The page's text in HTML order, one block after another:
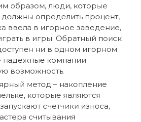
образом, люди, которые
должны определить процент,
ввела в игорное заведение,
в игры. Обратный поиск
ни в одном игорном
надежные компании
​​возможность.
метод – накопление
которые являются
счетчики износа,
считывания